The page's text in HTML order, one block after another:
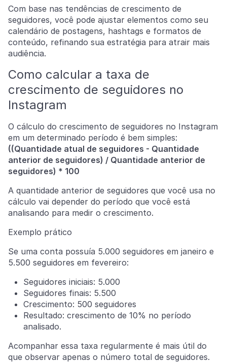
Com base nas tendências de crescimento de
seguidores, você pode ajustar elementos como seu
calendário de postagens, hashtags e formatos de
conteúdo, refinando sua estratégia para atrair mais
audiência.
Como calcular a taxa de
crescimento de seguidores no
Instagram
O cálculo do crescimento de seguidores no Instagram
em um determinado período é bem simples:
((Quantidade atual de seguidores - Quantidade
anterior de seguidores) / Quantidade anterior de
seguidores) * 100
A quantidade anterior de seguidores que você usa no
cálculo vai depender do período que você está
analisando para medir o crescimento.
Exemplo prático
Se uma conta possuía 5.000 seguidores em janeiro e
5.500 seguidores em fevereiro:
Seguidores iniciais: 5.000
Seguidores finais: 5.500
Crescimento: 500 seguidores
Resultado: crescimento de 10% no período
analisado.
Acompanhar essa taxa regularmente é mais útil do
que observar apenas o número total de seguidores.